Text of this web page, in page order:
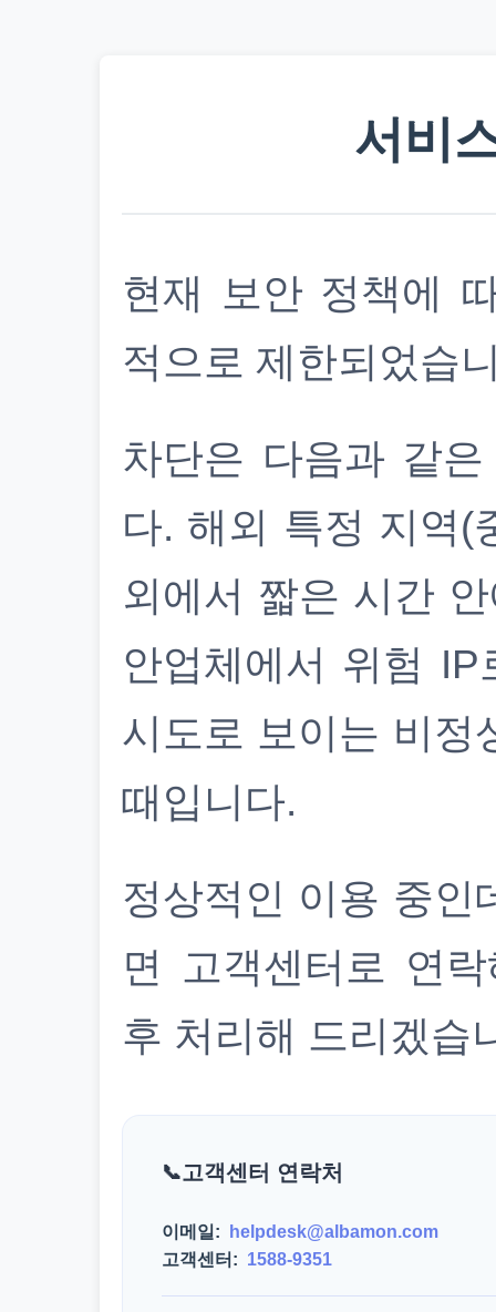
서비
현재 보안 정책에
적으로 제한되었습
차단은 다음과 같
다. 해외 특정 지역(
외에서 짧은 시간
안업체에서 위험
시도로 보이는 비정
때입니다.
정상적인 이용 중인
면 고객센터로 연
후 처리해 드리겠습
고객센터 연락처
이메일:
helpdesk@albamon.com
고객센터: 1588-9351